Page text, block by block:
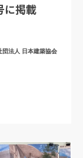
に掲載
団法人 日本建築協会